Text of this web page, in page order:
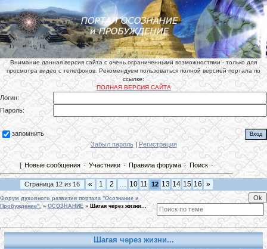
Внимание данная версия сайта с очень ограниченными возможностями - только для
просмотра видео с телефонов. Рекомендуем пользоваться полной версией портала по
ссылке:
ПОЛНАЯ ВЕРСИЯ САЙТА
Логин:
Пароль:
запомнить
Забыл пароль| Регистрация
[ Новые сообщения · Участники · Правила форума · Поиск·
Страница 12 из 16 « 1 2 … 10 11 12 13 14 15 16 »
Форум духовного развития портала "Осознание и
Пробуждение". » ОСОЗНАНИЕ » Шагая через жизни...
Шагая через жизни...